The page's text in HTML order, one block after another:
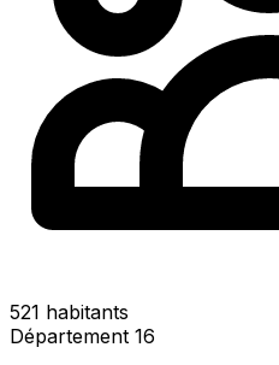
521 habitants
Département 16